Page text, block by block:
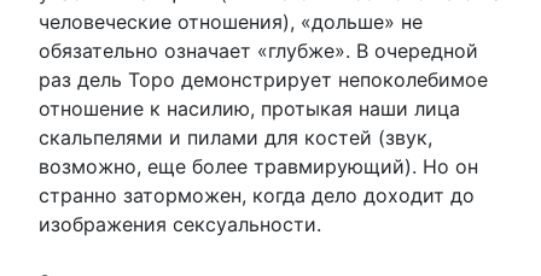
человеческие отношения), «дольше» не
обязательно означает «глубже». В очередной
раз дель Торо демонстрирует непоколебимое
отношение к насилию, протыкая наши лица
скальпелями и пилами для костей (звук,
возможно, еще более травмирующий). Но он
странно заторможен, когда дело доходит до
изображения сексуальности.